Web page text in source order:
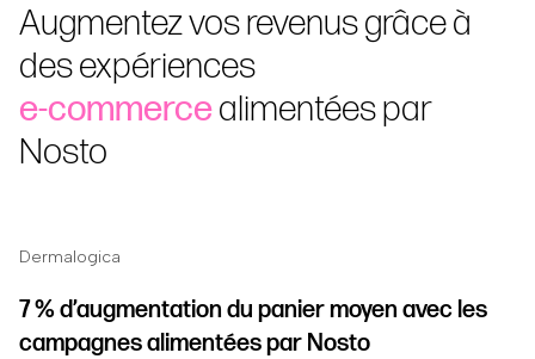
Augmentez vos revenus grâce à
des expériences
e-commercealimentées par
Nosto
Dermalogica
7 % d’augmentation du panier moyen avec les
campagnes alimentées par Nosto